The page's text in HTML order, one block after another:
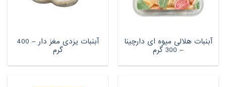
آبنبات هلالی میوه ای دارچینا
– 300 گرم
آبنبات یزدی مغز دار – 400
گرم